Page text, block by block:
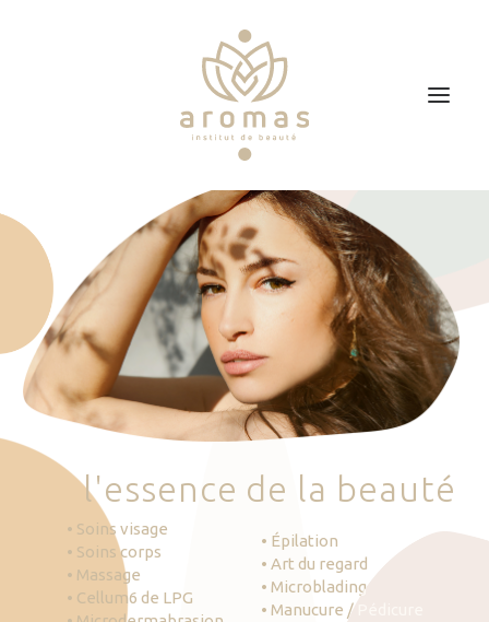
Soins
Je veux faire un bon cadeau
Plan d’accès
Prendre RDV
l'essence de la beauté
• Soins visage
• Soins corps
• Massage
• Cellum6 de LPG
• Épilation
• Art du regard
• Microblading
• Manucure / Pédicure